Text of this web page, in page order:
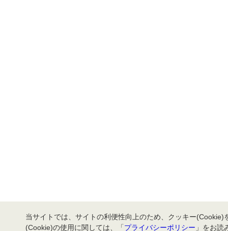
当サイトでは、サイトの利便性向上のため、クッキー
(Cookie)の使用に関しては、「プライバシーポリシー 」をお読